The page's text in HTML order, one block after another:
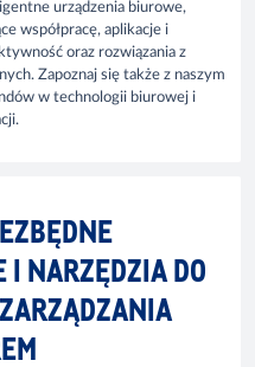
urządzenia biurowe,
współpracę, aplikacje i
oraz rozwiązania z
Zapoznaj się także z naszym
w technologii biurowej i
I NARZĘDZIA DO